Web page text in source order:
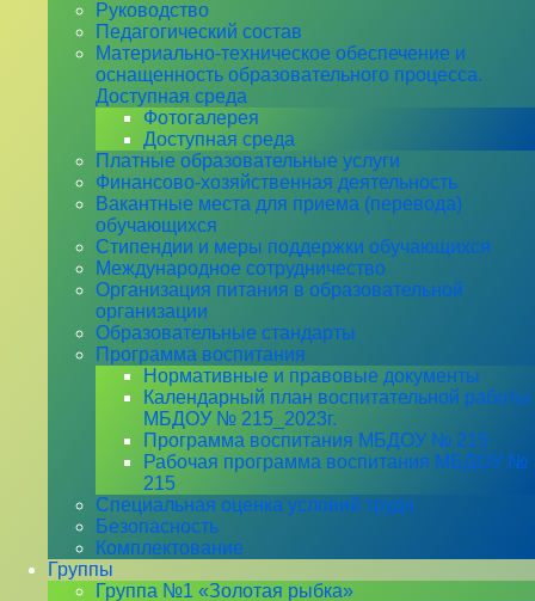
Руководство
Педагогический состав
Материально-техническое обеспечение и
оснащенность образовательного процесса.
Доступная среда
Фотогалерея
Доступная среда
Платные образовательные услуги
Финансово-хозяйственная деятельность
Вакантные места для приема (перевода)
обучающихся
Стипендии и меры поддержки обучающихся
Международное сотрудничество
Организация питания в образовательной
организации
Образовательные стандарты
Программа воспитания
Нормативные и правовые документы
Календарный план воспитательной работы
МБДОУ № 215_2023г.
Программа воспитания МБДОУ № 215
Рабочая программа воспитания МБДОУ №
215
Специальная оценка условий труда
Безопасность
Комплектование
Группы
Группа №1 «Золотая рыбка»